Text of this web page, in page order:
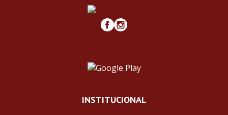
INSTITUCIONAL